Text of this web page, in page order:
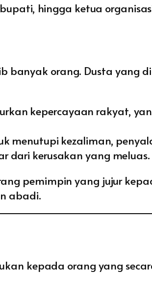
hingga ketua
banyak orang. Dusta yang
kepercayaan rakyat,
menutupi kezaliman,
dari kerusakan yang meluas.
pemimpin yang jujur
abadi.
kepada orang yang